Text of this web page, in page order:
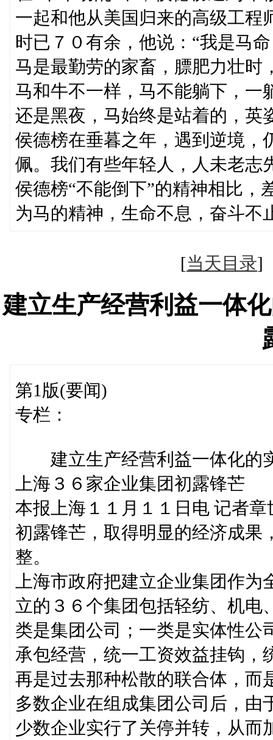
一起和他从美国归来的高级工程
时已７０有余，他说：“我是马
马是最勤劳的家畜，膘肥力壮时
马和牛不一样，马不能躺下，一
还是黑夜，马始终是站着的，英
侯德榜在垂暮之年，遇到逆境，
佩。我们有些年轻人，人未老志
侯德榜“不能倒下”的精神相比，
为马的精神，生命不息，奋斗不
[当天目录
建立生产经营利益一体
第1版(要闻)
专栏：
建立生产经营利益一体化的
上海３６家企业集团初露锋芒
本报上海１１月１１日电 记者
初露锋芒，取得明显的经济成果
整。
上海市政府把建立企业集团作
立的３６个集团包括轻纺、机电
类是集团公司；一类是实体性公
承包经营，统一工资效益挂钩，
再是过去那种松散的联合体，而
多数企业在组成集团公司后，由
少数企业实行了关停并转，从而